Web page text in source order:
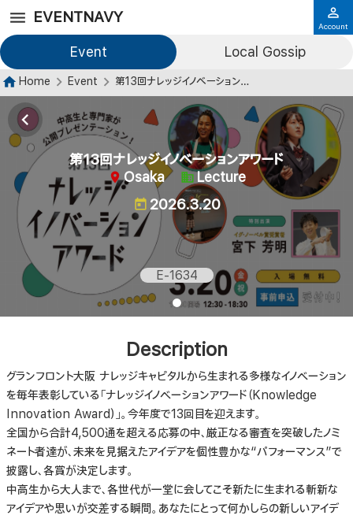
EVENTNAVY
Event Local Gossip
Account
Home Event 第13回ナレッジイノベーションアワード
第13回ナレッジイノベーションアワード
Osaka Lecture
2026.3.20
E-1634
Description
グランフロント大阪 ナレッジキャピタルから生まれる多様なイノベーション
を毎年表彰している「ナレッジイノベーションアワード（Knowledge
Innovation Award）」。今年度で13回目を迎えます。
全国から合計4,500通を超える応募の中、厳正なる審査を突破したノミ
ネート者達が、未来を見据えたアイデアを個性豊かな“パフォーマンス”で
披露し、各賞が決定します。
中高生から大人まで、各世代が一堂に会してこそ新たに生まれる斬新な
アイデアや思いが交差する瞬間。あなたにとって何かしらの新しいアイデ